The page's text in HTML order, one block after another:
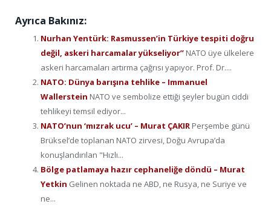
Ayrıca Bakınız:
Nurhan Yentürk: Rasmussen’in Türkiye tespiti doğru
değil, askeri harcamalar yükseliyor” NATO üye ülkelere
askeri harcamaları artırma çağrısı yapıyor. Prof. Dr....
NATO: Dünya barışına tehlike – Immanuel
Wallerstein NATO ve sembolize ettiği şeyler bugün ciddi
tehlikeyi temsil ediyor...
NATO’nun ‘mızrak ucu’ – Murat ÇAKIR Perşembe günü
Brüksel’de toplanan NATO zirvesi, Doğu Avrupa’da
konuşlandırılan "Hızlı...
Bölge patlamaya hazır cephaneliğe döndü – Murat
Yetkin Gelinen noktada ne ABD, ne Rusya, ne Suriye ve
ne...